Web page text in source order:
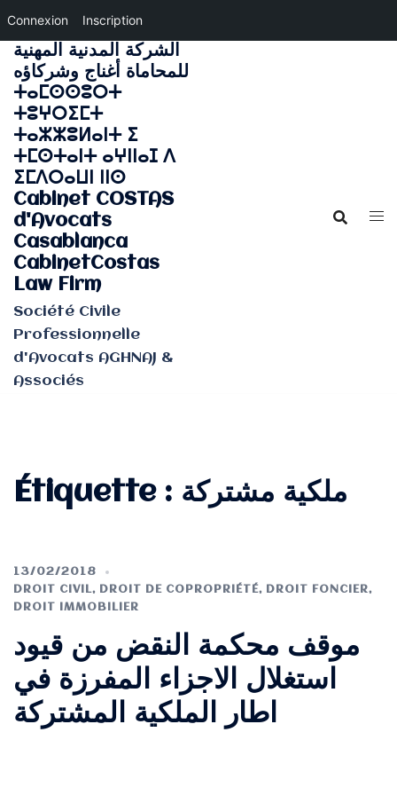
Connexion Inscription
Aller
au
contenu
الشركة المدنية المهنية
للمحاماة أغناج وشركاؤه
ⵜⴰⵎⵙⵙⵓⵔⵜ
ⵜⵓⵖⵔⵉⵎⵜ
ⵜⴰⵣⵣⵓⵍⴰⵏⵜ ⵉ
ⵜⵎⵙⵜⴰⵏⵜ ⴰⵖⵏⵏⴰⵊ ⴷ
ⵉⵎⴷⵔⴰⵡⵏ ⵏⵏⵙ
Cabinet COSTAS
d'Avocats
Casablanca
CabinetCostas
Law Firm
Société Civile
Professionnelle
d'Avocats AGHNAJ &
Associés
Étiquette : ملكية مشتركة
13/02/2018
DROIT CIVIL, DROIT DE COPROPRIÉTÉ, DROIT FONCIER,
DROIT IMMOBILIER
موقف محكمة النقض من قيود
استغلال الاجزاء المفرزة في
اطار الملكية المشتركة